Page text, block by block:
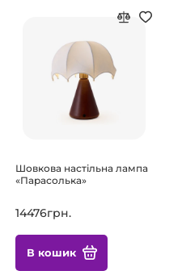
Шовкова настільна лампа
«Парасолька»
14476грн.
В кошик